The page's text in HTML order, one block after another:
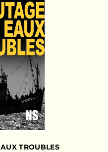
TROUBLES